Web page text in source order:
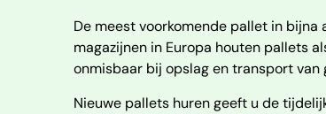
De meest voorkomende pallet in bijna
magazijnen in Europa houten pallets
onmisbaar bij opslag en transport van
Nieuwe pallets huren geeft u de